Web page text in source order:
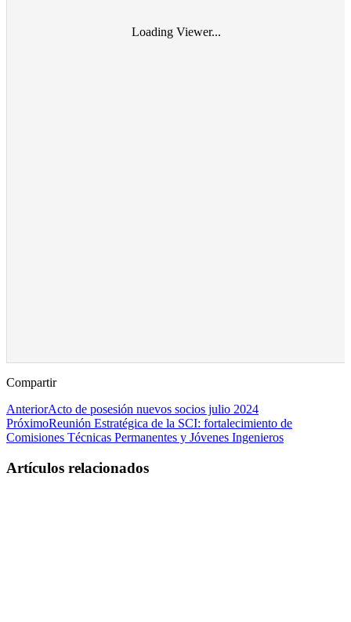
Loading Viewer...
Compartir
AnteriorActo de posesión nuevos socios julio 2024
PróximoReunión Estratégica de la SCI: fortalecimiento de
Comisiones Técnicas Permanentes y Jóvenes Ingenieros
Artículos relacionados